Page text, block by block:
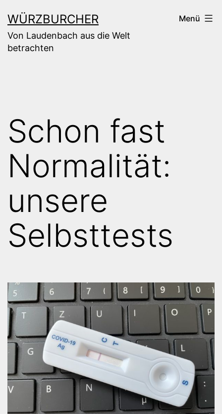
Inhalt
springen
WÜRZBURCHER
Von Laudenbach aus die Welt
betrachten
Menü
Schon fast
Normalität:
unsere
Selbsttests